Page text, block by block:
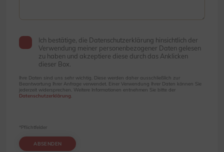
Ich bestätige, die Datenschutzerklärung hinsichtlich der
Verwendung meiner personenbezogener Daten gelesen
zu haben und akzeptiere diese durch das Anklicken
dieser Box.
Ihre Daten sind uns sehr wichtig. Diese werden daher ausschließlich zur
Beantwortung Ihrer Anfrage verwendet. Einer Verwendung Ihrer Daten können Sie
jederzeit widersprechen. Weitere Informationen entnehmen Sie bitte der
Datenschutzerklärung
ABSENDEN
*Pflichtfelder